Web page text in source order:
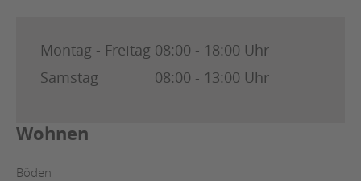
Montag - Freitag 08:00 - 18:00 Uhr
Samstag
08:00 - 13:00 Uhr
Wohnen
Böden